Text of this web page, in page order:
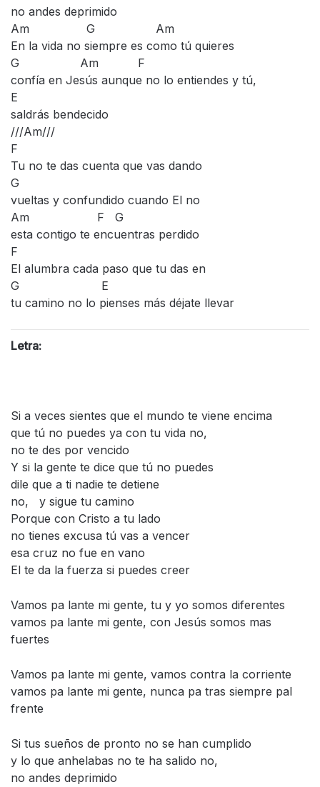
no andes deprimido
Am G Am
En la vida no siempre es como tú quieres
G Am F
confía en Jesús aunque no lo entiendes y tú,
E
saldrás bendecido
///Am///
F
Tu no te das cuenta que vas dando
G
vueltas y confundido cuando El no
Am F G
esta contigo te encuentras perdido
F
El alumbra cada paso que tu das en
G E
tu camino no lo pienses más déjate llevar
Letra:
Si a veces sientes que el mundo te viene encima
que tú no puedes ya con tu vida no,
no te des por vencido
Y si la gente te dice que tú no puedes
dile que a ti nadie te detiene
no, y sigue tu camino
Porque con Cristo a tu lado
no tienes excusa tú vas a vencer
esa cruz no fue en vano
El te da la fuerza si puedes creer
Vamos pa lante mi gente, tu y yo somos diferentes
vamos pa lante mi gente, con Jesús somos mas
fuertes
Vamos pa lante mi gente, vamos contra la corriente
vamos pa lante mi gente, nunca pa tras siempre pal
frente
Si tus sueños de pronto no se han cumplido
y lo que anhelabas no te ha salido no,
no andes deprimido